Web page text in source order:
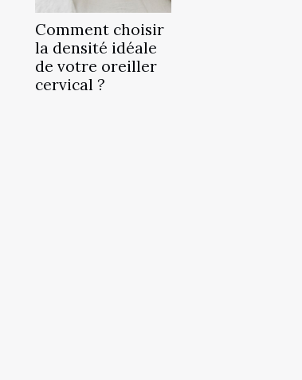
Comment choisir
la densité idéale
de votre oreiller
cervical ?